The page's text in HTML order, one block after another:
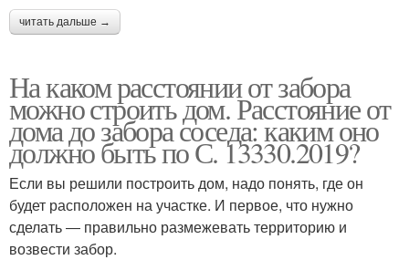
читать дальше →
На каком расстоянии от забора
можно строить дом. Расстояние от
дома до забора соседа: каким оно
должно быть по С. 13330.2019?
Если вы решили построить дом, надо понять, где он
будет расположен на участке. И первое, что нужно
сделать ― правильно размежевать территорию и
возвести забор.